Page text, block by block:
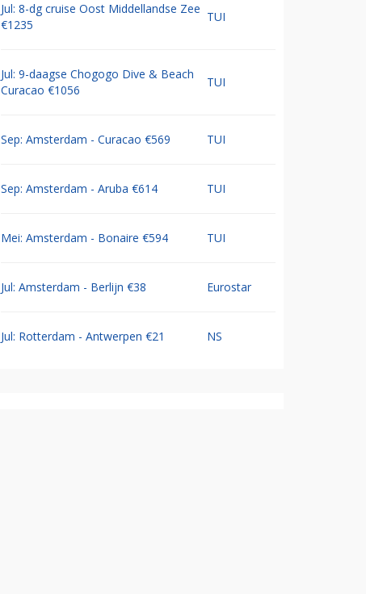
Jul: 8-dg cruise Oost Middellandse Zee
€1235
TUI
Jul: 9-daagse Chogogo Dive & Beach
Curacao €1056
TUI
Sep: Amsterdam - Curacao €569 TUI
Sep: Amsterdam - Aruba €614 TUI
Mei: Amsterdam - Bonaire €594 TUI
Jul: Amsterdam - Berlijn €38 Eurostar
Jul: Rotterdam - Antwerpen €21 NS